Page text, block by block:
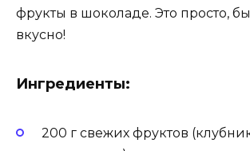
фрукты в шоколаде. Это просто,
вкусно!
Ингредиенты:
200 г свежих фруктов